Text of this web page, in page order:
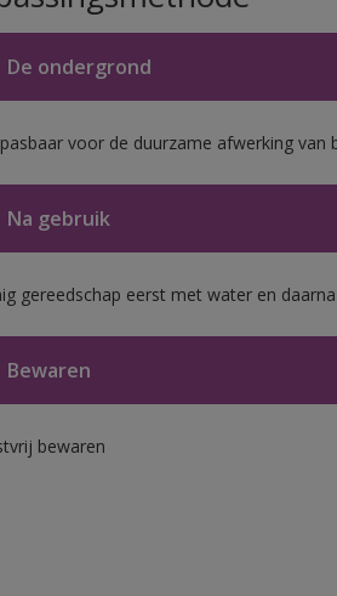
De ondergrond
voor de duurzame afwerking van
Na gebruik
gereedschap eerst met water en
Bewaren
bewaren